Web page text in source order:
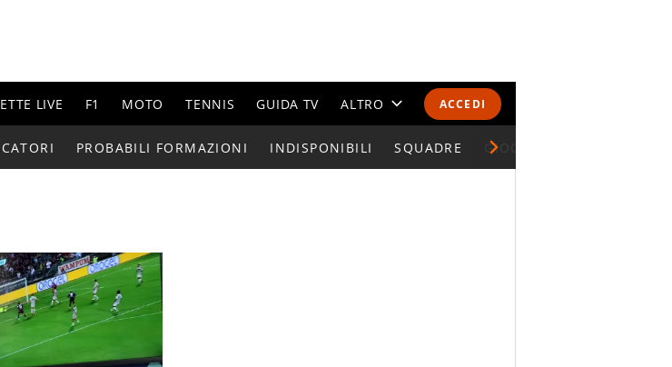
ACCEDI
LIVE F1 MOTO TENNIS GUIDA TV ALTRO
CALENDARI E CLASSIFICHE
PROBABILI FORMAZIONI INDISPONIBILI SQUADRE GIOCATORI SERIE A